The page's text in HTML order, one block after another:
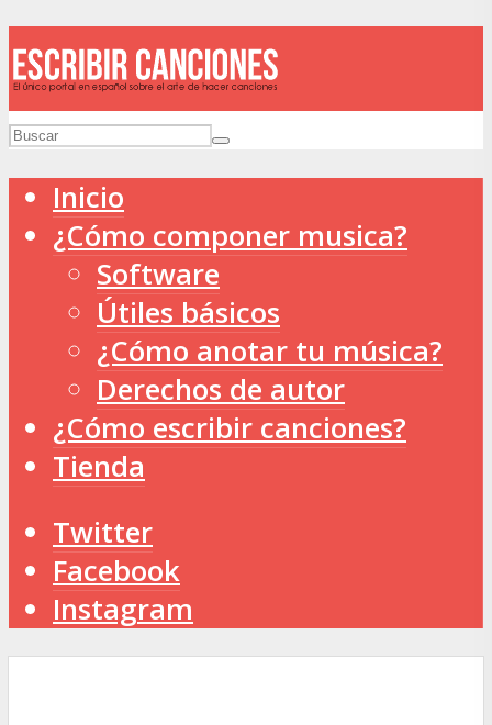
Inicio
¿Cómo componer musica?
Software
Útiles básicos
¿Cómo anotar tu música?
Derechos de autor
¿Cómo escribir canciones?
Tienda
Twitter
Facebook
Instagram